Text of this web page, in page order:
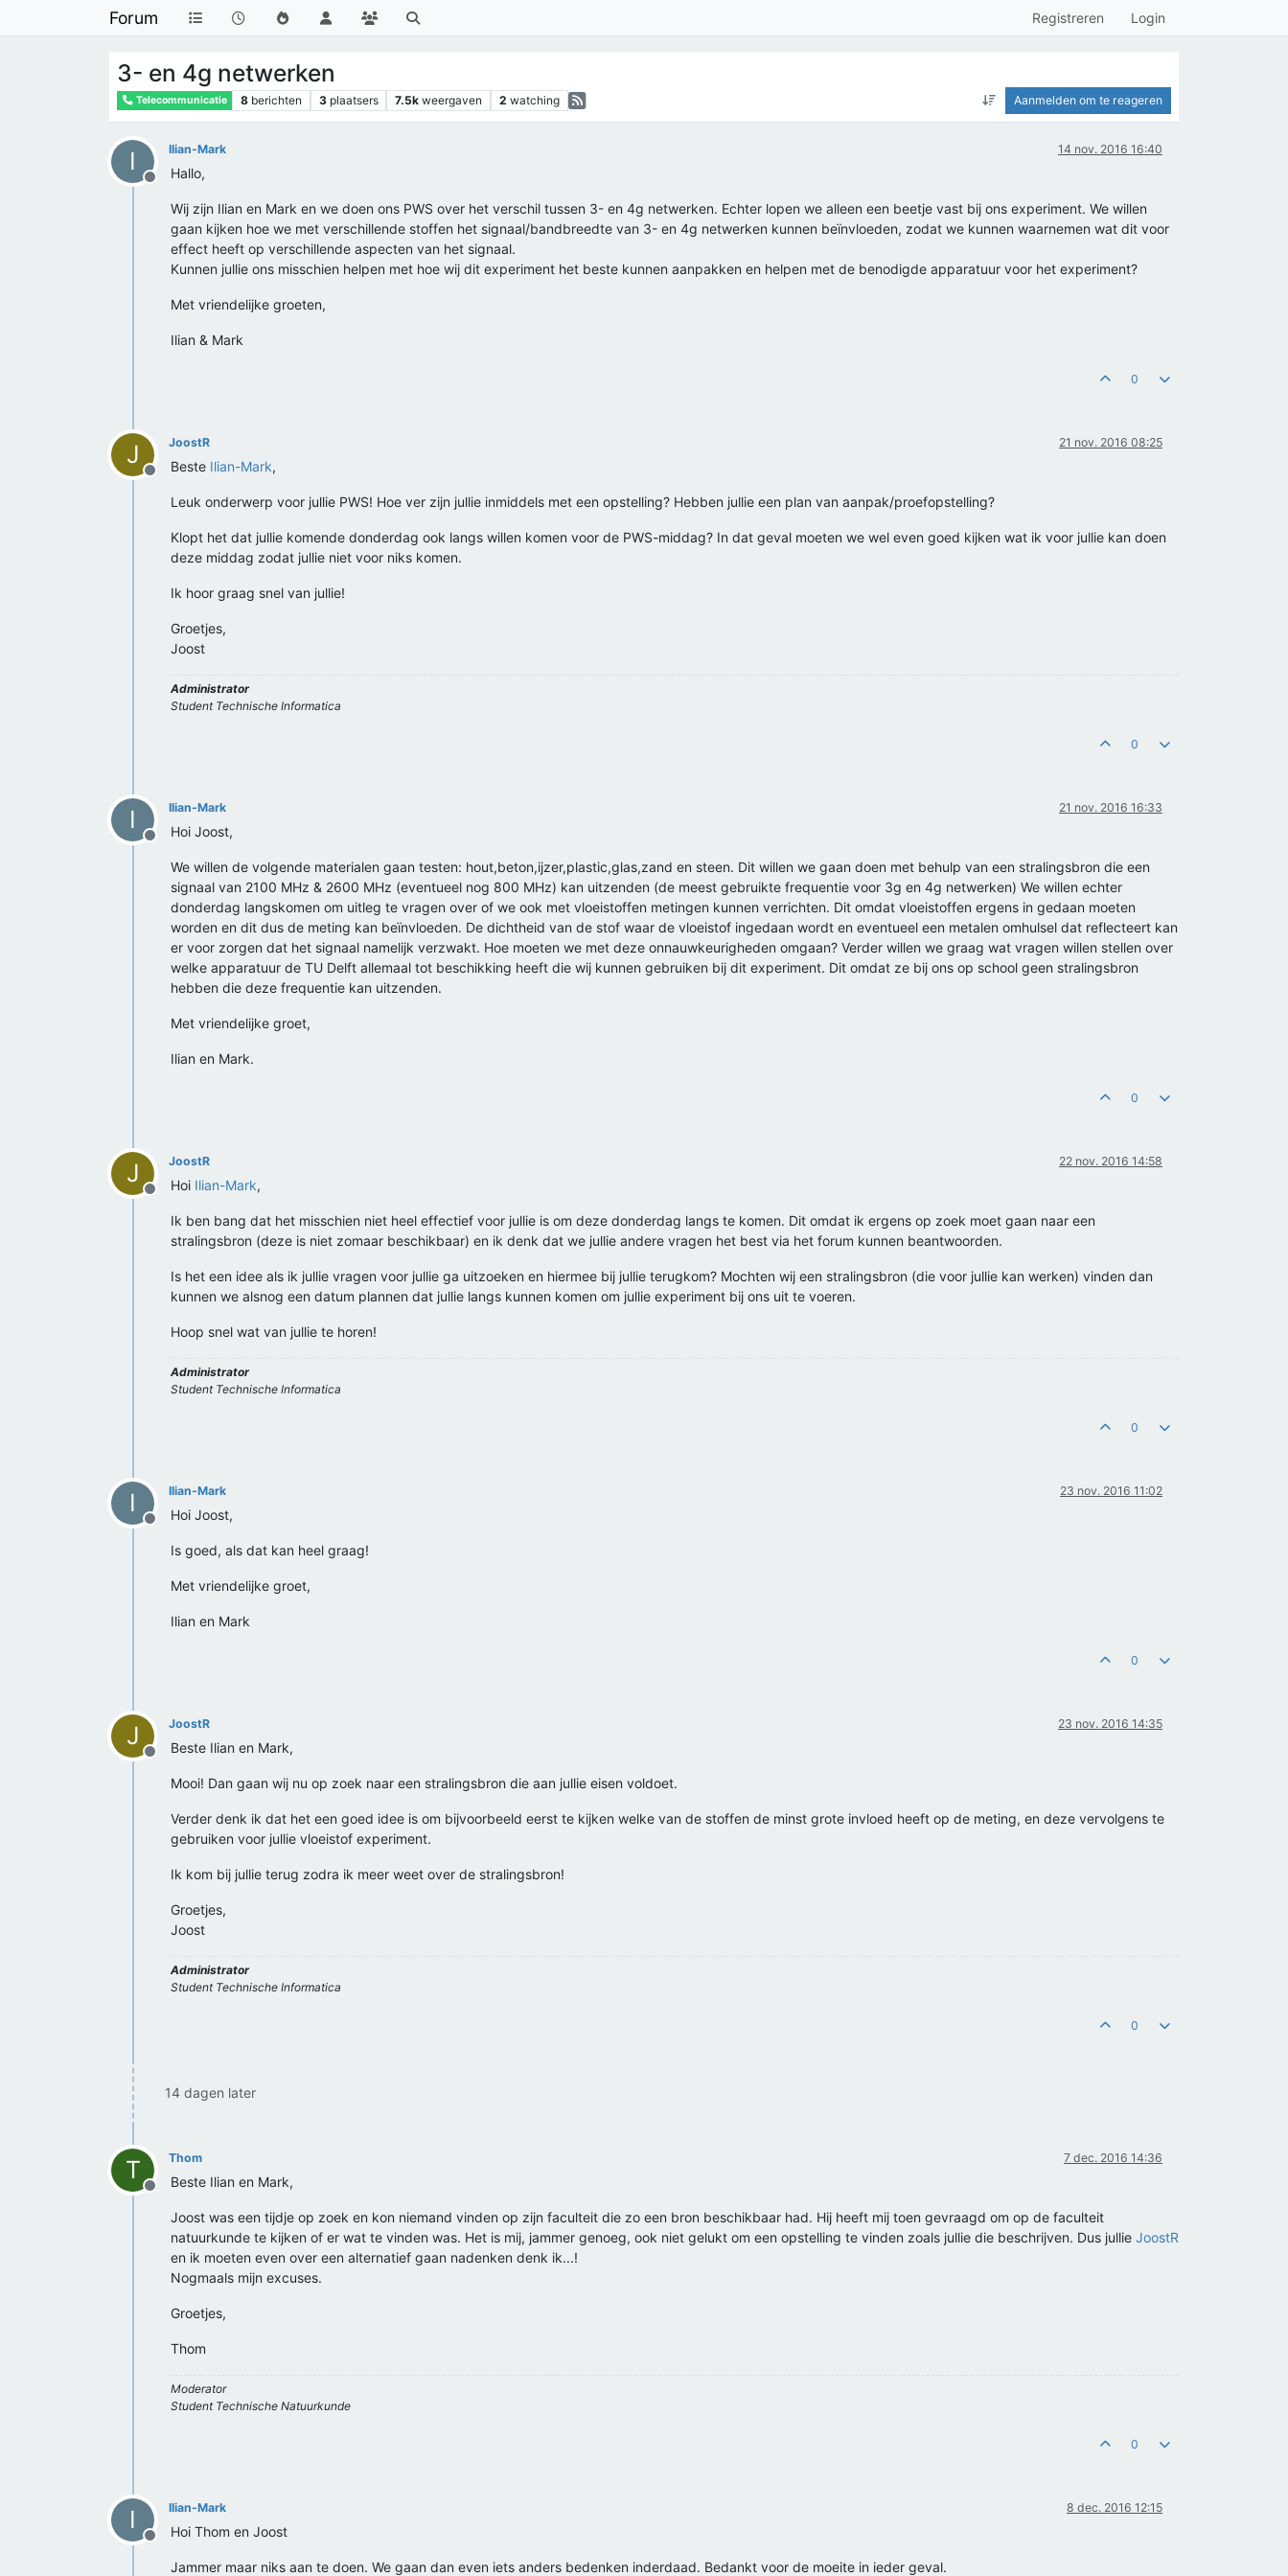
Forum Registreren Login
3- en 4g netwerken
Telecommunicatie 8 berichten 3 plaatsers 7.5k weergaven 2 watching Aanmelden om te reageren
I
Offline
Ilian-Mark 14 nov. 2016 16:40
Hallo,
Wij zijn Ilian en Mark en we doen ons PWS over het verschil tussen 3- en 4g netwerken. Echter lopen we alleen een beetje vast bij ons experiment. We willen
gaan kijken hoe we met verschillende stoffen het signaal/bandbreedte van 3- en 4g netwerken kunnen beïnvloeden, zodat we kunnen waarnemen wat dit voor
effect heeft op verschillende aspecten van het signaal.
Kunnen jullie ons misschien helpen met hoe wij dit experiment het beste kunnen aanpakken en helpen met de benodigde apparatuur voor het experiment?
Met vriendelijke groeten,
Ilian & Mark
0
J
Offline
JoostR 21 nov. 2016 08:25
Beste Ilian-Mark,
Leuk onderwerp voor jullie PWS! Hoe ver zijn jullie inmiddels met een opstelling? Hebben jullie een plan van aanpak/proefopstelling?
Klopt het dat jullie komende donderdag ook langs willen komen voor de PWS-middag? In dat geval moeten we wel even goed kijken wat ik voor jullie kan doen
deze middag zodat jullie niet voor niks komen.
Ik hoor graag snel van jullie!
Groetjes,
Joost
Administrator
Student Technische Informatica
0
I
Offline
Ilian-Mark 21 nov. 2016 16:33
Hoi Joost,
We willen de volgende materialen gaan testen: hout,beton,ijzer,plastic,glas,zand en steen. Dit willen we gaan doen met behulp van een stralingsbron die een
signaal van 2100 MHz & 2600 MHz (eventueel nog 800 MHz) kan uitzenden (de meest gebruikte frequentie voor 3g en 4g netwerken) We willen echter
donderdag langskomen om uitleg te vragen over of we ook met vloeistoffen metingen kunnen verrichten. Dit omdat vloeistoffen ergens in gedaan moeten
worden en dit dus de meting kan beïnvloeden. De dichtheid van de stof waar de vloeistof ingedaan wordt en eventueel een metalen omhulsel dat reflecteert kan
er voor zorgen dat het signaal namelijk verzwakt. Hoe moeten we met deze onnauwkeurigheden omgaan? Verder willen we graag wat vragen willen stellen over
welke apparatuur de TU Delft allemaal tot beschikking heeft die wij kunnen gebruiken bij dit experiment. Dit omdat ze bij ons op school geen stralingsbron
hebben die deze frequentie kan uitzenden.
Met vriendelijke groet,
Ilian en Mark.
0
J
Offline
JoostR 22 nov. 2016 14:58
Hoi Ilian-Mark,
Ik ben bang dat het misschien niet heel effectief voor jullie is om deze donderdag langs te komen. Dit omdat ik ergens op zoek moet gaan naar een
stralingsbron (deze is niet zomaar beschikbaar) en ik denk dat we jullie andere vragen het best via het forum kunnen beantwoorden.
Is het een idee als ik jullie vragen voor jullie ga uitzoeken en hiermee bij jullie terugkom? Mochten wij een stralingsbron (die voor jullie kan werken) vinden dan
kunnen we alsnog een datum plannen dat jullie langs kunnen komen om jullie experiment bij ons uit te voeren.
Hoop snel wat van jullie te horen!
Administrator
Student Technische Informatica
0
I
Offline
Ilian-Mark 23 nov. 2016 11:02
Hoi Joost,
Is goed, als dat kan heel graag!
Met vriendelijke groet,
Ilian en Mark
0
J
Offline
JoostR 23 nov. 2016 14:35
Beste Ilian en Mark,
Mooi! Dan gaan wij nu op zoek naar een stralingsbron die aan jullie eisen voldoet.
Verder denk ik dat het een goed idee is om bijvoorbeeld eerst te kijken welke van de stoffen de minst grote invloed heeft op de meting, en deze vervolgens te
gebruiken voor jullie vloeistof experiment.
Ik kom bij jullie terug zodra ik meer weet over de stralingsbron!
Groetjes,
Joost
Administrator
Student Technische Informatica
0
14 dagen later
T
Offline
Thom 7 dec. 2016 14:36
Beste Ilian en Mark,
Joost was een tijdje op zoek en kon niemand vinden op zijn faculteit die zo een bron beschikbaar had. Hij heeft mij toen gevraagd om op de faculteit
natuurkunde te kijken of er wat te vinden was. Het is mij, jammer genoeg, ook niet gelukt om een opstelling te vinden zoals jullie die beschrijven. Dus jullie JoostR
en ik moeten even over een alternatief gaan nadenken denk ik...!
Nogmaals mijn excuses.
Groetjes,
Thom
Moderator
Student Technische Natuurkunde
0
I
Offline
Ilian-Mark 8 dec. 2016 12:15
Hoi Thom en Joost
Jammer maar niks aan te doen. We gaan dan even iets anders bedenken inderdaad. Bedankt voor de moeite in ieder geval.